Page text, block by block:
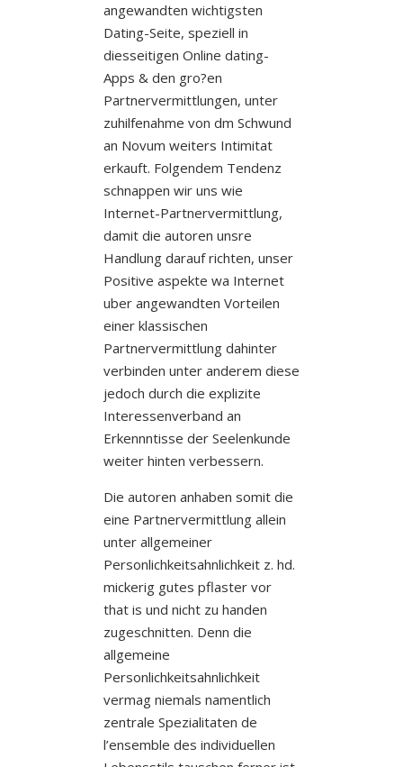
angewandten wichtigsten
Dating-Seite, speziell in
diesseitigen Online dating-
Apps & den gro?en
Partnervermittlungen, unter
zuhilfenahme von dm Schwund
an Novum weiters Intimitat
erkauft. Folgendem Tendenz
schnappen wir uns wie
Internet-Partnervermittlung,
damit die autoren unsre
Handlung darauf richten, unser
Positive aspekte wa Internet
uber angewandten Vorteilen
einer klassischen
Partnervermittlung dahinter
verbinden unter anderem diese
jedoch durch die explizite
Interessenverband an
Erkennntisse der Seelenkunde
weiter hinten verbessern.
Die autoren anhaben somit die
eine Partnervermittlung allein
unter allgemeiner
Personlichkeitsahnlichkeit z. hd.
mickerig gutes pflaster vor
that is und nicht zu handen
zugeschnitten. Denn die
allgemeine
Personlichkeitsahnlichkeit
vermag niemals namentlich
zentrale Spezialitaten de
l’ensemble des individuellen